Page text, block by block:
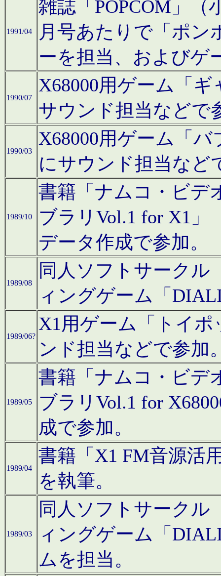
1991/04
雑誌「POPCOM」（
月号あたりで「ポン
ーを担当、およびゲ
1990/07
X68000用ゲーム「
サウンド担当などで
1990/03
X68000用ゲーム「
にサウンド担当など
1989/10
書籍「ナムコ・ビデ
ブラリVol.1 for X1」
データ作成で参加。
1989/08
同人ソフトサークル
ィングゲーム「
1989/06?
X1用ゲーム「トイ
ンド担当などで参加
1989/05
書籍「ナムコ・ビデ
ブラリVol.1 for
成で参加。
1989/04
書籍「X1 FM音源活
を執筆。
1989/03
同人ソフトサークル
ィングゲーム「
ムを担当。